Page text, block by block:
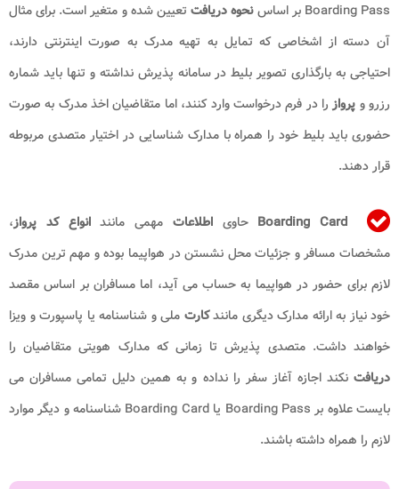
Boarding Pass بر اساس
نحوه دریافتتعیین شده و متغیر است. برای مثال
آن دسته از اشخاصی که تمایل به تهیه مدرک به صورت اینترنتی دارند،
احتیاجی به بارگذاری تصویر بلیط در سامانه پذیرش نداشته و تنها باید شماره
رزرو و پروازرا در فرم درخواست وارد کنند، اما متقاضیان اخذ مدرک به صورت
حضوری باید بلیط خود را همراه با مدارک شناسایی در اختیار متصدی مربوطه
قرار دهند.
Boarding Card حاویاطلاعات مهمی مانندانواع کد پرواز،
مشخصات مسافر و جزئیات محل نشستن در هواپیما بوده و مهم ترین مدرک
لازم برای حضور در هواپیما به حساب می آید، اما مسافران بر اساس مقصد
خود نیاز به ارائه مدارک دیگری مانندکارت ملی و شناسنامه یا پاسپورت و ویزا
خواهند داشت. متصدی پذیرش تا زمانی که مدارک هویتی متقاضیان را
دریافتنکند اجازه آغاز سفر را نداده و به همین دلیل تمامی مسافران می
بایست علاوه بر Boarding Pass یا Boarding Card شناسنامه و دیگر موارد
لازم را همراه داشته باشند.